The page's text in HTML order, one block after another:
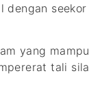
dengan
yang
tali